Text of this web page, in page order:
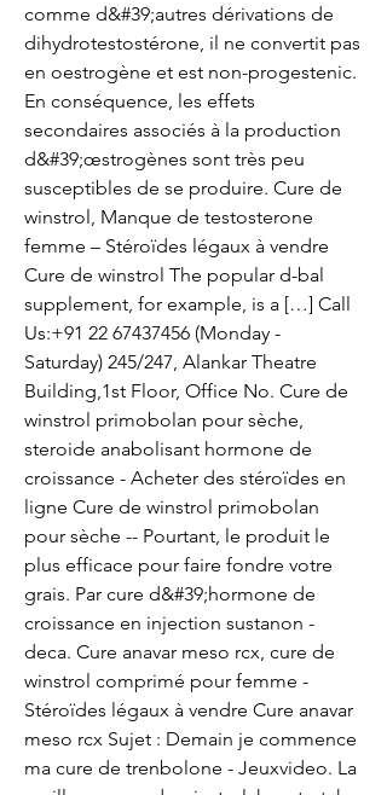
comme d&#39;autres dérivations de
dihydrotestostérone, il ne convertit pas
en oestrogène et est non-progestenic.
En conséquence, les effets
secondaires associés à la production
d&#39;œstrogènes sont très peu
susceptibles de se produire. Cure de
winstrol, Manque de testosterone
femme – Stéroïdes légaux à vendre
Cure de winstrol The popular d-bal
supplement, for example, is a […] Call
Us:+91 22 67437456 (Monday -
Saturday) 245/247, Alankar Theatre
Building,1st Floor, Office No. Cure de
winstrol primobolan pour sèche,
steroide anabolisant hormone de
croissance - Acheter des stéroïdes en
ligne Cure de winstrol primobolan
pour sèche -- Pourtant, le produit le
plus efficace pour faire fondre votre
grais. Par cure d&#39;hormone de
croissance en injection sustanon -
deca. Cure anavar meso rcx, cure de
winstrol comprimé pour femme -
Stéroïdes légaux à vendre Cure anavar
meso rcx Sujet : Demain je commence
ma cure de trenbolone - Jeuxvideo. La